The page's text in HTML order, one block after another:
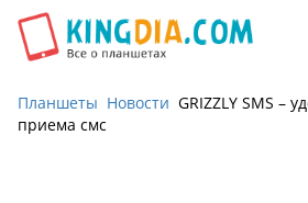
Планшеты Новости GRIZZLY SMS –
приема смс